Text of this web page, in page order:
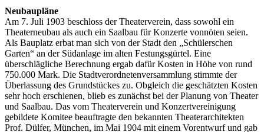
Neubaupläne
Am 7. Juli 1903 beschloss der Theaterverein, dass sowohl ein
Theaterneubau als auch ein Saalbau für Konzerte vonnöten seien.
Als Bauplatz erbat man sich von der Stadt den „Schülerschen
Garten“ an der Südanlage im alten Festungsgürtel. Eine
überschlägliche Berechnung ergab dafür Kosten in Höhe von rund
750.000 Mark. Die Stadtverordnetenversammlung stimmte der
Überlassung des Grundstückes zu. Obgleich die geschätzten Kosten
sehr hoch erschienen, blieb es zunächst bei der Planung von Theater
und Saalbau. Das vom Theaterverein und Konzertvereinigung
gebildete Komitee beauftragte den bekannten Theaterarchitekten
Prof. Dülfer, München, im Mai 1904 mit einem Vorentwurf und gab